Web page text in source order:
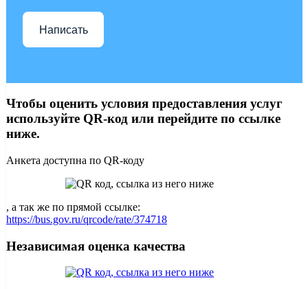
Написать
Чтобы оценить условия предоставления услуг
используйте QR-код или перейдите по ссылке
ниже.
Анкета доступна по QR-коду
, а так же по прямой ссылке:
https://bus.gov.ru/qrcode/rate/374718
Независимая оценка качества